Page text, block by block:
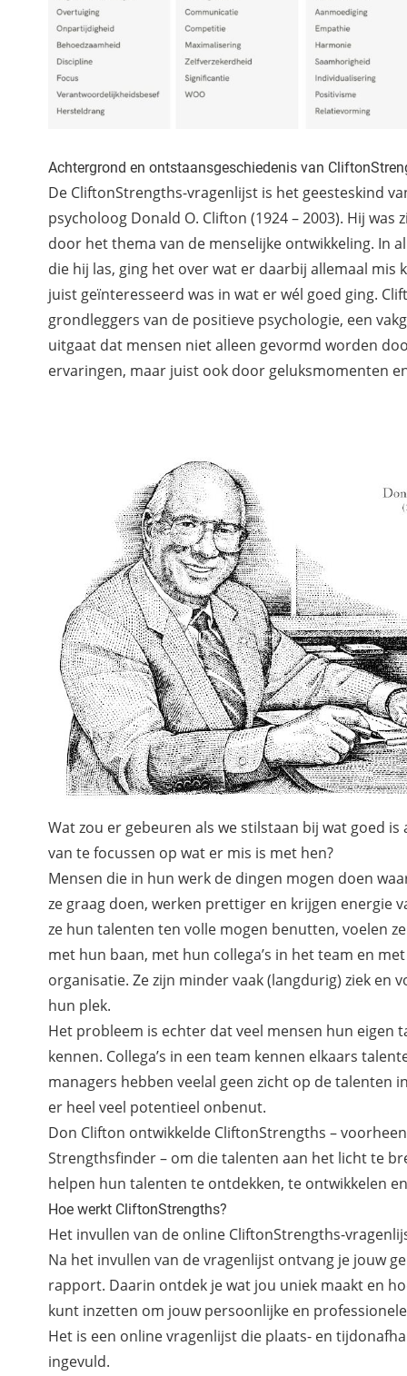
Achtergrond en ontstaansgeschiedenis van
De CliftonStrengths-vragenlijst is het geesteskind
psycholoog Donald O. Clifton (1924 – 2003). Hij was
door het thema van de menselijke ontwikkeling. In
die hij las, ging het over wat er daarbij allemaal mis
juist geïnteresseerd was in wat er wél goed ging.
grondleggers van de positieve psychologie, een
uitgaat dat mensen niet alleen gevormd worden
ervaringen, maar juist ook door geluksmomenten
Wat zou er gebeuren als we stilstaan bij wat goed
van te focussen op wat er mis is met hen?
Mensen die in hun werk de dingen mogen doen
ze graag doen, werken prettiger en krijgen energie
ze hun talenten ten volle mogen benutten, voelen
met hun baan, met hun collega’s in het team en
organisatie. Ze zijn minder vaak (langdurig) ziek en
hun plek.
Het probleem is echter dat veel mensen hun eigen
kennen. Collega’s in een team kennen elkaars
managers hebben veelal geen zicht op de talenten
er heel veel potentieel onbenut.
Don Clifton ontwikkelde CliftonStrengths –
Strengthsfinder – om die talenten aan het licht te
helpen hun talenten te ontdekken, te ontwikkelen
Hoe werkt CliftonStrengths?
Het invullen van de online CliftonStrengths-
Na het invullen van de vragenlijst ontvang je jouw
rapport. Daarin ontdek je wat jou uniek maakt en
kunt inzetten om jouw persoonlijke en
Het is een online vragenlijst die plaats- en
ingevuld.